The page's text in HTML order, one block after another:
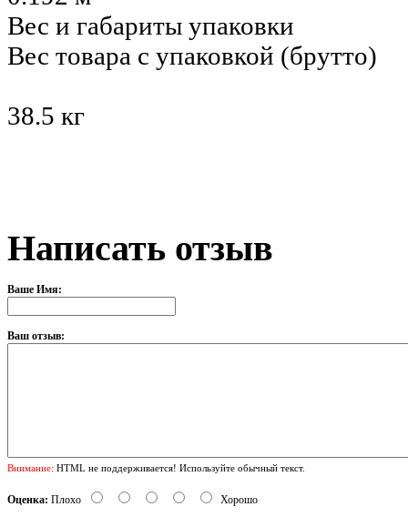
Вес и габариты упаковки
Вес товара с упаковкой (брутто)
38.5 кг
Написать отзыв
Ваше Имя:
Ваш отзыв:
Внимание: HTML не поддерживается! Используйте обычный текст.
Оценка: Плохо Хорошо